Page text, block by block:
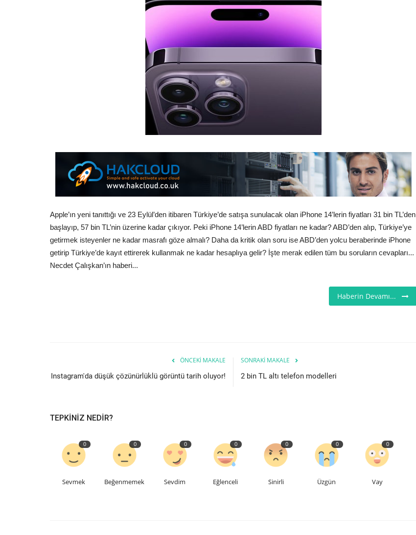
Apple’ın yeni tanıttığı ve 23 Eylül’den itibaren Türkiye’de satışa sunulacak olan iPhone 14’lerin fiyatları 31 bin TL’den
başlayıp, 57 bin TL’nin üzerine kadar çıkıyor. Peki iPhone 14’lerin ABD fiyatları ne kadar? ABD’den alıp, Türkiye’ye
getirmek isteyenler ne kadar masrafı göze almalı? Daha da kritik olan soru ise ABD’den yolcu beraberinde iPhone
getirip Türkiye’de kayıt ettirerek kullanmak ne kadar hesaplıya gelir? İşte merak edilen tüm bu soruların cevapları...
Necdet Çalışkan’ın haberi...
Haberin Devamı...
ÖNCEKI MAKALE
Instagram'da düşük çözünürlüklü görüntü tarih oluyor!
SONRAKI MAKALE
2 bin TL altı telefon modelleri
TEPKINIZ NEDIR?
0
Sevmek
0
Beğenmemek
0
Sevdim
0
Eğlenceli
0
Sinirli
0
Üzgün
0
Vay